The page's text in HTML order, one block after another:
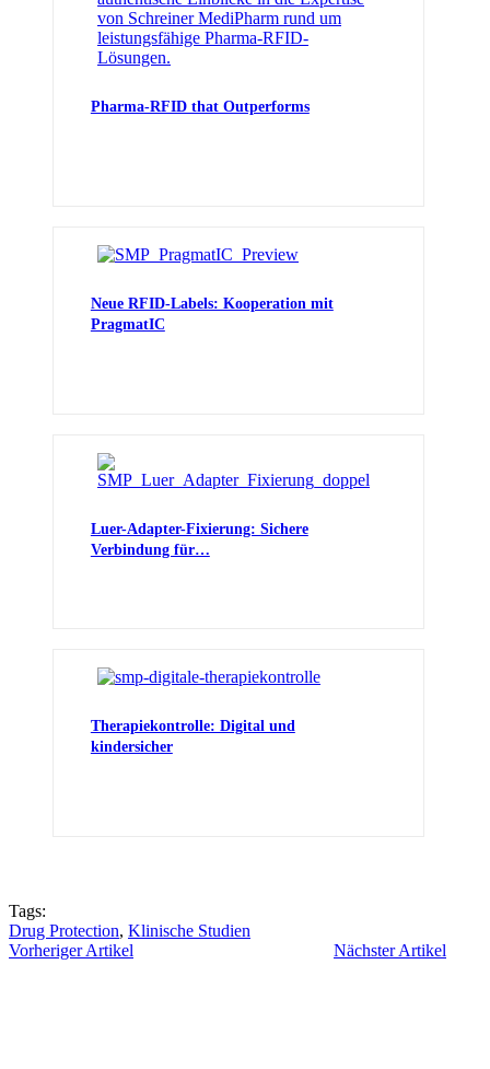
Pharma-RFID that Outperforms
Neue RFID-Labels: Kooperation mit
PragmatIC
Luer-Adapter-Fixierung: Sichere
Verbindung für…
Therapiekontrolle: Digital und
kindersicher
Tags:
Drug Protection, Klinische Studien
Vorheriger Artikel
Nächster Artikel